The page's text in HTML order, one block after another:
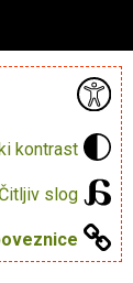
kontrast
Čitljiv slog